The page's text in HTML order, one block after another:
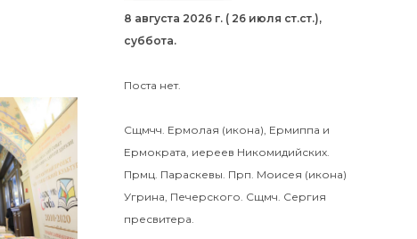
8 августа 2026 г. ( 26 июля ст.ст.),
суббота.
Поста нет.
Сщмчч. Ермолая (икона), Ермиппа и
Ермократа, иереев Никомидийских.
Прмц. Параскевы. Прп. Моисея (икона)
Угрина, Печерского. Сщмч. Сергия
пресвитера.